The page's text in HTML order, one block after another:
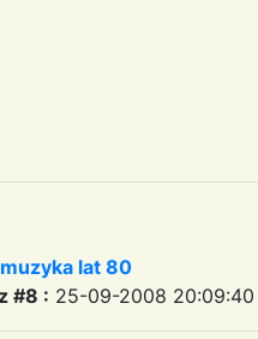
lat 80
#8 : 25-09-2008 20:09:40